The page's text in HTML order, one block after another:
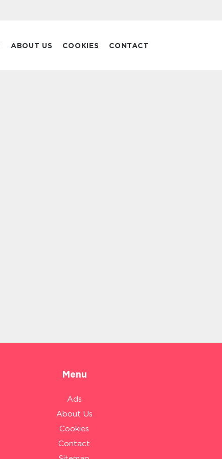
ABOUT US COOKIES CONTACT
Menu
Ads
About Us
Cookies
Contact